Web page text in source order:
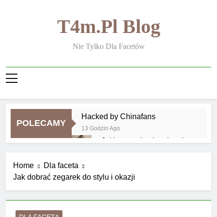
T4m.pl Blog
Nie Tylko Dla Facetów
POLECAMY
Hacked by Chinafans
13 Godzin Ago
Jakie zasady obowiązują
Jakie zasady obowiązują
przy noszeniu biżuterii
męskiej
Home
Dla faceta
Jak dobrać zegarek do stylu i okazji